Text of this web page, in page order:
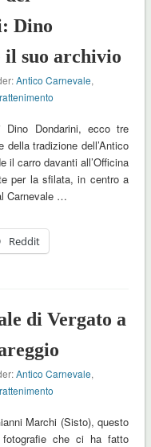
Dino
suo archivio
Antico Carnevale,
Dino Dondarini, ecco tre
tradizione dell’Antico
il carro davanti all’Officina
per la sfilata, in centro a
Carnevale …
Reddit
di Vergato a
Antico Carnevale,
Marchi (Sisto), questo
che ci ha fatto